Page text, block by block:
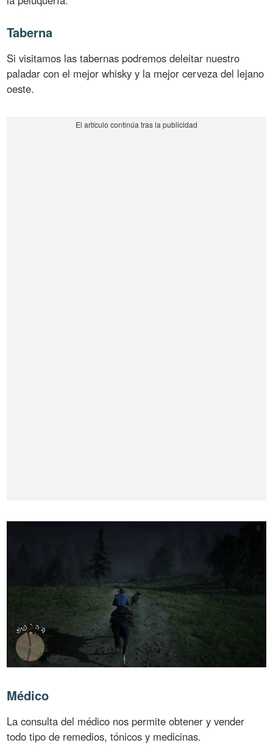
Taberna
Si visitamos las tabernas podremos deleitar nuestro
paladar con el mejor whisky y la mejor cerveza del lejano
oeste.
Médico
La consulta del médico nos permite obtener y vender
todo tipo de remedios, tónicos y medicinas.